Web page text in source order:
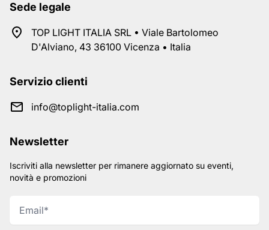
Sede legale
TOP LIGHT ITALIA SRL • Viale Bartolomeo
D'Alviano, 43 36100 Vicenza • Italia
Servizio clienti
info@toplight-italia.com
Newsletter
Iscriviti alla newsletter per rimanere aggiornato su eventi,
novità e promozioni